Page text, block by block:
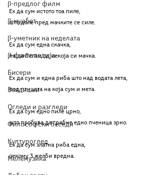
β-предлог филм
β-муабет
β-уметник на неделата
β-фактопедија
Бисери
Воздишки
Огледи и разгледи
Философски беседи
Културоглед
Мелемузика
Ех да сум истото тоа пиле,
што доле пред мачките се силе.
Ех да сум една скачка,
па да бегам од некоја си мачка.
Ех да сум и една риба што над водата лета,
под птицата на која сум и мета.
Ех да сум едно пиле црно,
што пробува да грабне едно пченица зрно.
Ех да сум златна риба една,
секому 3 желби вредна.